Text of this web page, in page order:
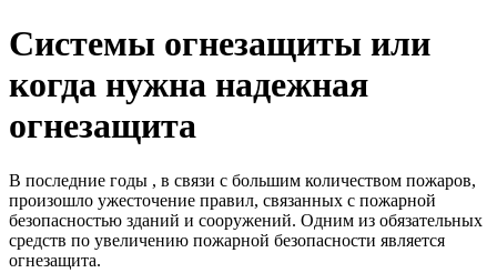
Системы огнезащиты или
когда нужна надежная
огнезащита
В последние годы , в связи с большим количеством пожаров,
произошло ужесточение правил, связанных с пожарной
безопасностью зданий и сооружений. Одним из обязательных
средств по увеличению пожарной безопасности является
огнезащита.